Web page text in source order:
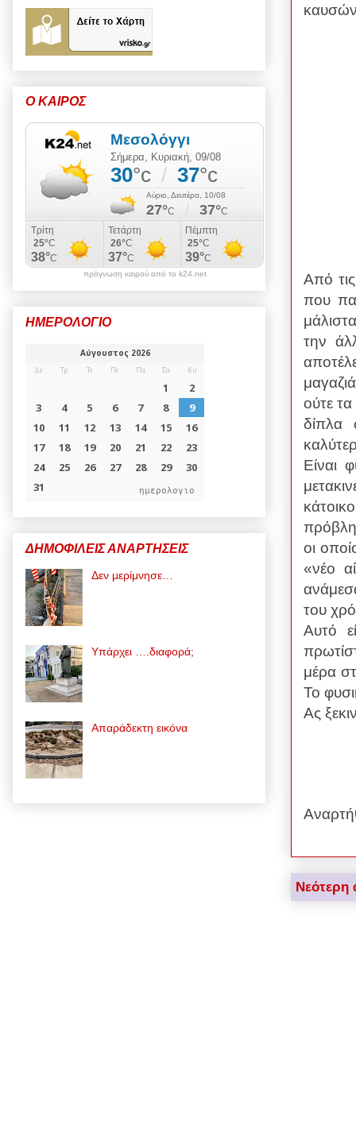
Από
που
την
ούτε
δίπλα
Είναι
οι
«νέο
του
Αυτό
μέρα
Το
Ας
Νεότερη
Ο ΚΑΙΡΟΣ
πρόγνωση καιρού από το k24.net
ΗΜΕΡΟΛΟΓΙΟ
ημερολογιο
ΔΗΜΟΦΙΛΕΙΣ ΑΝΑΡΤΗΣΕΙΣ
Δεν μερίμνησε…
Υπάρχει ….διαφορά;
Απαράδεκτη εικόνα